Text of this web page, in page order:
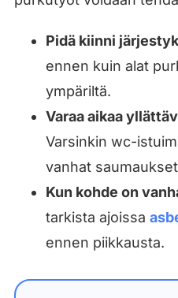
Pidä kiinni
ennen kuin alat
ympäriltä.
Varaa aikaa
Varsinkin wc-
vanhat
Kun kohde on
tarkista ajoissa
ennen piikkausta.